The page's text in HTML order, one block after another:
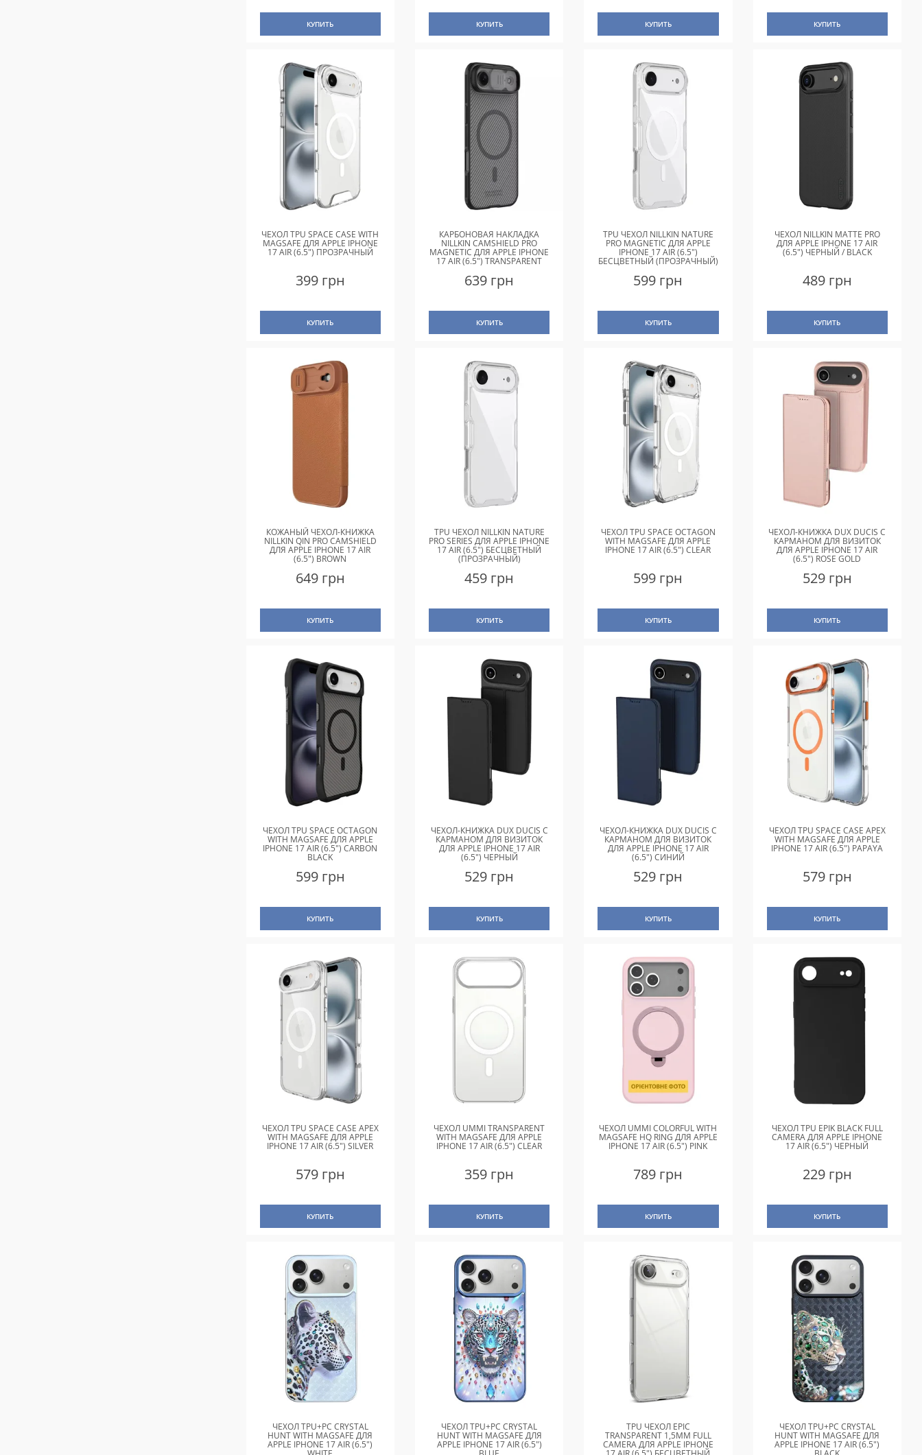
КУПИТЬ КУПИТЬ КУПИТЬ КУПИТЬ
ЧЕХОЛ TPU SPACE CASE WITH
MAGSAFE ДЛЯ APPLE IPHONE
17 AIR (6.5") ПРОЗРАЧНЫЙ
399 грн
КУПИТЬ
КАРБОНОВАЯ НАКЛАДКА
NILLKIN CAMSHIELD PRO
MAGNETIC ДЛЯ APPLE IPHONE
17 AIR (6.5") TRANSPARENT
639 грн
КУПИТЬ
TPU ЧЕХОЛ NILLKIN NATURE
PRO MAGNETIC ДЛЯ APPLE
IPHONE 17 AIR (6.5")
БЕСЦВЕТНЫЙ (ПРОЗРАЧНЫЙ)
599 грн
КУПИТЬ
ЧЕХОЛ NILLKIN MATTE PRO
ДЛЯ APPLE IPHONE 17 AIR
(6.5") ЧЕРНЫЙ / BLACK
489 грн
КУПИТЬ
КОЖАНЫЙ ЧЕХОЛ-КНИЖКА
NILLKIN QIN PRO CAMSHIELD
ДЛЯ APPLE IPHONE 17 AIR
(6.5") BROWN
649 грн
КУПИТЬ
TPU ЧЕХОЛ NILLKIN NATURE
PRO SERIES ДЛЯ APPLE IPHONE
17 AIR (6.5") БЕСЦВЕТНЫЙ
(ПРОЗРАЧНЫЙ)
459 грн
КУПИТЬ
ЧЕХОЛ TPU SPACE OCTAGON
WITH MAGSAFE ДЛЯ APPLE
IPHONE 17 AIR (6.5") CLEAR
599 грн
КУПИТЬ
ЧЕХОЛ-КНИЖКА DUX DUCIS С
КАРМАНОМ ДЛЯ ВИЗИТОК
ДЛЯ APPLE IPHONE 17 AIR
(6.5") ROSE GOLD
529 грн
КУПИТЬ
ЧЕХОЛ TPU SPACE OCTAGON
WITH MAGSAFE ДЛЯ APPLE
IPHONE 17 AIR (6.5") CARBON
BLACK
599 грн
КУПИТЬ
ЧЕХОЛ-КНИЖКА DUX DUCIS С
КАРМАНОМ ДЛЯ ВИЗИТОК
ДЛЯ APPLE IPHONE 17 AIR
(6.5") ЧЕРНЫЙ
529 грн
КУПИТЬ
ЧЕХОЛ-КНИЖКА DUX DUCIS С
КАРМАНОМ ДЛЯ ВИЗИТОК
ДЛЯ APPLE IPHONE 17 AIR
(6.5") СИНИЙ
529 грн
КУПИТЬ
ЧЕХОЛ TPU SPACE CASE APEX
WITH MAGSAFE ДЛЯ APPLE
IPHONE 17 AIR (6.5") PAPAYA
579 грн
КУПИТЬ
ЧЕХОЛ TPU SPACE CASE APEX
WITH MAGSAFE ДЛЯ APPLE
IPHONE 17 AIR (6.5") SILVER
579 грн
КУПИТЬ
ЧЕХОЛ UMMI TRANSPARENT
WITH MAGSAFE ДЛЯ APPLE
IPHONE 17 AIR (6.5") CLEAR
359 грн
КУПИТЬ
ЧЕХОЛ UMMI COLORFUL WITH
MAGSAFE HQ RING ДЛЯ APPLE
IPHONE 17 AIR (6.5") PINK
789 грн
КУПИТЬ
ЧЕХОЛ TPU EPIK BLACK FULL
CAMERA ДЛЯ APPLE IPHONE
17 AIR (6.5") ЧЕРНЫЙ
229 грн
КУПИТЬ
ЧЕХОЛ TPU+PC CRYSTAL
HUNT WITH MAGSAFE ДЛЯ
APPLE IPHONE 17 AIR (6.5")
ЧЕХОЛ TPU+PC CRYSTAL
HUNT WITH MAGSAFE ДЛЯ
APPLE IPHONE 17 AIR (6.5")
TPU ЧЕХОЛ EPIC
TRANSPARENT 1,5MM FULL
CAMERA ДЛЯ APPLE IPHONE
ЧЕХОЛ TPU+PC CRYSTAL
HUNT WITH MAGSAFE ДЛЯ
APPLE IPHONE 17 AIR (6.5")